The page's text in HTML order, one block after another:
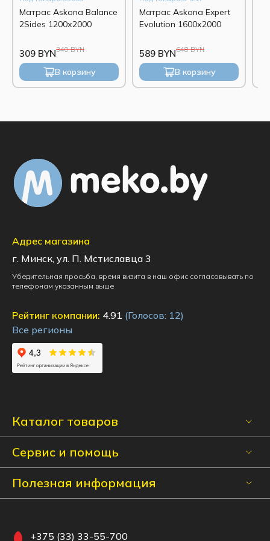
Матрас Askona Balance
2Sides 1200х2000
340 BYN
309 BYN
В корзину
Матрас Askona Expert
Evolution 1600х2000
648 BYN
589 BYN
В корзину
Каталог товаров
Сервис и помощь
Полезная информация
Адрес магазина
г. Минск, ул. П. Мстиславца 3
Убедительная просьба, время визита в наш офис согласовывать по
телефонам указанным выше
Рейтинг компании: 4.91 (Голосов: 12)
Все регионы
+375 (33) 33-55-700